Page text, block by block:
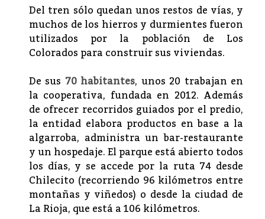
Del tren sólo quedan unos restos de vías, y
muchos de los hierros y durmientes fueron
utilizados por la población de Los
Colorados para construir sus viviendas.
De sus 70 habitantes, unos 20 trabajan en
la cooperativa, fundada en 2012. Además
de ofrecer recorridos guiados por el predio,
la entidad elabora productos en base a la
algarroba, administra un bar-restaurante
y un hospedaje. El parque está abierto todos
los días, y se accede por la ruta 74 desde
Chilecito (recorriendo 96 kilómetros entre
montañas y viñedos) o desde la ciudad de
La Rioja, que está a 106 kilómetros.